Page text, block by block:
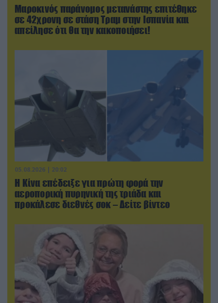
Μαροκινός παράνομος μετανάστης επιτέθηκε
σε 42χρονη σε στάση Τραμ στην Ισπανία και
απείλησε ότι θα την κακοποιήσει!
05.08.2026 | 20:02
Η Κίνα επέδειξε για πρώτη φορά την
αεροπορική πυρηνική της τριάδα και
προκάλεσε διεθνές σοκ – Δείτε βίντεο